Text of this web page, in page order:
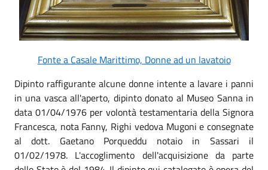
Fonte a Casale Marittimo, Donne ad un lavatoio
Dipinto raffigurante alcune donne intente a lavare i panni
in una vasca all'aperto, dipinto donato al Museo Sanna in
data 01/04/1976 per volontà testamentaria della Signora
Francesca, nota Fanny, Righi vedova Mugoni e consegnate
al dott. Gaetano Porqueddu notaio in Sassari il
01/02/1978. L'accoglimento dell'acquisizione da parte